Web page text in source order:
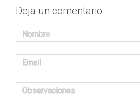
Deja un comentario
Nombre
Email
Observaciones